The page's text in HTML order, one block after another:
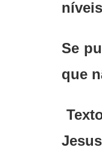
Se
que